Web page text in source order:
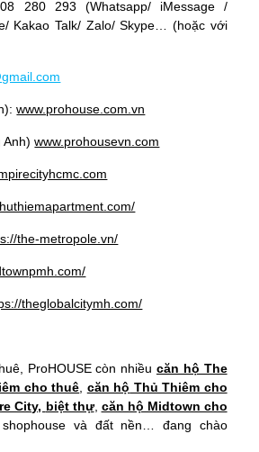
280 293 (Whatsapp/ iMessage /
Kakao Talk/ Zalo/ Skype… (hoặc với
www.prohouse.com.vn
Anh)www.prohousevn.com
the-metropole.vn/
theglobalcitymh.com/
ProHOUSE còn nhiều căn hộ The
cho thuê căn hộ Thủ Thiêm cho
City, biệt thự, căn hộ Midtown cho
shophouse và đất nền… đang chào